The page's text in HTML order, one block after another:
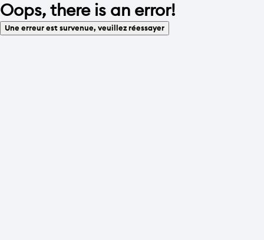
Oops, there is an error!
Une erreur est survenue, veuillez réessayer